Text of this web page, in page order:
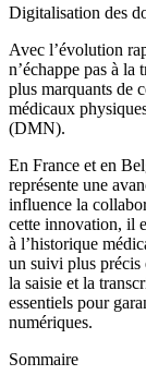
Digitalisation des
Avec l’évolution
n’échappe pas à la
plus marquants de
médicaux
(DMN).
En France et en
représente une
influence la
cette innovation, il
à l’historique
un suivi plus précis
la saisie et la
essentiels pour
numériques.
Sommaire